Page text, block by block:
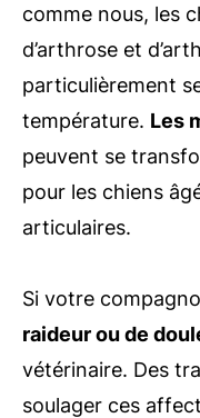
comme nous, les
d’arthrose et
particulièrement
température. Les
peuvent se
pour les chiens
articulaires.
Si votre
raideur ou de
vétérinaire. Des
soulager ces